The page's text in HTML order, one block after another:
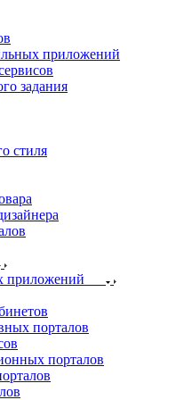
приложений
задания
стиля
приложений
порталов
порталов